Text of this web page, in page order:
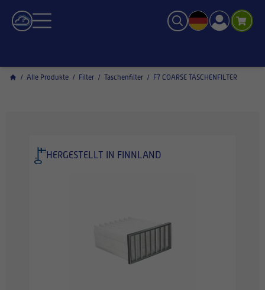
/ Alle Produkte / Filter / Taschenfilter / F7 COARSE TASCHENFILTER
HERGESTELLT IN FINNLAND